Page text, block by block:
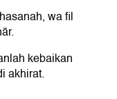
wa fil
kebaikan
akhirat.